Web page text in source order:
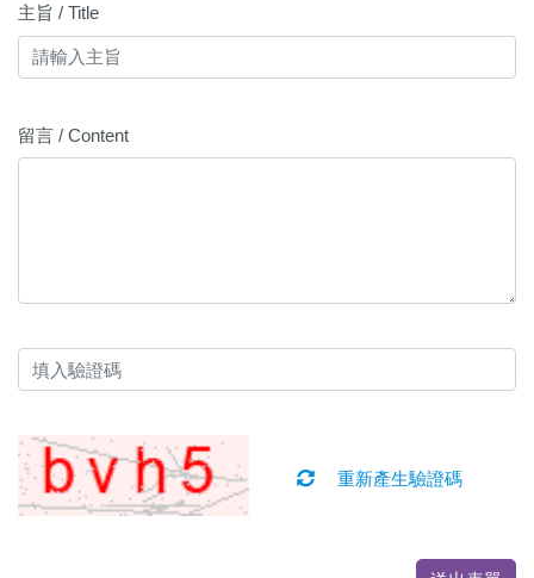
主旨 / Title
留言 / Content
重新產生驗證碼